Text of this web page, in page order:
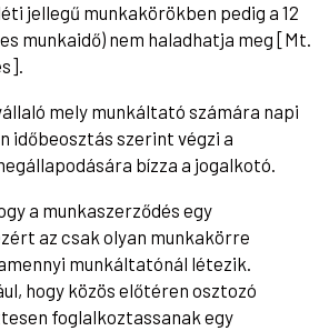
jellegű munkakörökben pedig a 12
munkaidő) nem haladhatja meg [Mt.
mely munkáltató számára napi
időbeosztás szerint végzi a
bízza a jogalkotó.
a munkaszerződés egy
az csak olyan munkakörre
munkáltatónál létezik.
hogy közös előtéren osztozó
foglalkoztassanak egy